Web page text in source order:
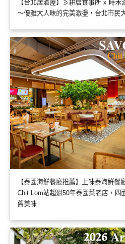
【台北居酒屋】彡耕居食事所 x 時禾
～優雅大人味的完美激盪，台北市民
【泰國海鮮餐廳推薦】上味泰海鮮
Chit Lom站超過50年泰國菜老店，四
舊美味